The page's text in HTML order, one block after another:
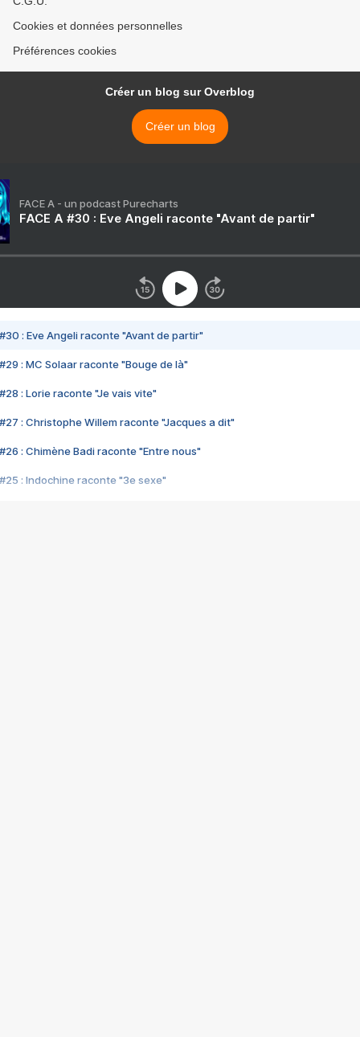
Cookies et données personnelles
Préférences cookies
Créer un blog sur Overblog
Créer un blog
FACE A - un podcast Purecharts
FACE A #30 : Eve Angeli raconte "Avant de partir"
#30 : Eve Angeli raconte "Avant de partir"
#29 : MC Solaar raconte "Bouge de là"
#28 : Lorie raconte "Je vais vite"
#27 : Christophe Willem raconte "Jacques a dit"
#26 : Chimène Badi raconte "Entre nous"
#25 : Indochine raconte "3e sexe"